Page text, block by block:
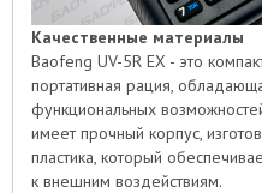
Качественные материалы
Baofeng UV-5R EX - это
портативная рация,
функциональных
имеет прочный корпус,
пластика, который
к внешним воздействиям.